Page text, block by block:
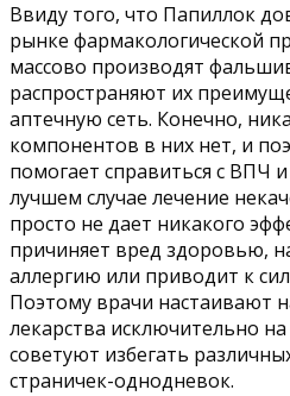
Ввиду того, что Папиллок
рынке фармакологической
массово производят
распространяют их
аптечную сеть. Конечно,
компонентов в них нет, и
помогает справиться с ВПЧ
лучшем случае лечение
просто не дает никакого
причиняет вред здоровью,
аллергию или приводит к
Поэтому врачи настаивают
лекарства исключительно
советуют избегать
страничек-однодневок.